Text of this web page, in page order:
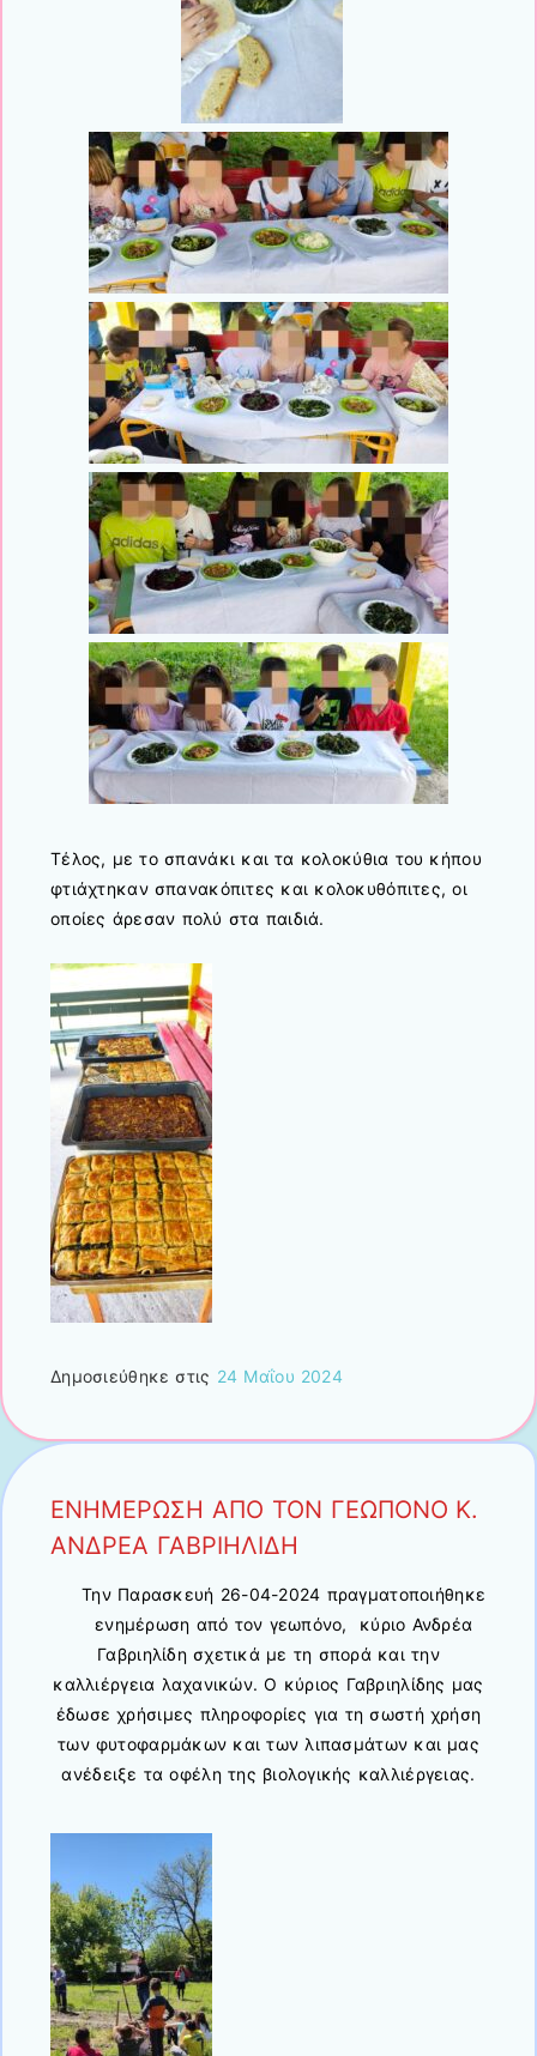
Τέλος, με το σπανάκι και τα κολοκύθια του κήπου
φτιάχτηκαν σπανακόπιτες και κολοκυθόπιτες, οι
οποίες άρεσαν πολύ στα παιδιά.
Δημοσιεύθηκε στις 24 Μαΐου 2024
ΕΝΗΜΕΡΩΣΗ ΑΠΟ ΤΟΝ ΓΕΩΠΟΝΟ Κ.
ΑΝΔΡΕΑ ΓΑΒΡΙΗΛΙΔΗ
Την Παρασκευή 26-04-2024 πραγματοποιήθηκε
ενημέρωση από τον γεωπόνο, κύριο Ανδρέα
Γαβριηλίδη σχετικά με τη σπορά και την
καλλιέργεια λαχανικών. Ο κύριος Γαβριηλίδης μας
έδωσε χρήσιμες πληροφορίες για τη σωστή χρήση
των φυτοφαρμάκων και των λιπασμάτων και μας
ανέδειξε τα οφέλη της βιολογικής καλλιέργειας.